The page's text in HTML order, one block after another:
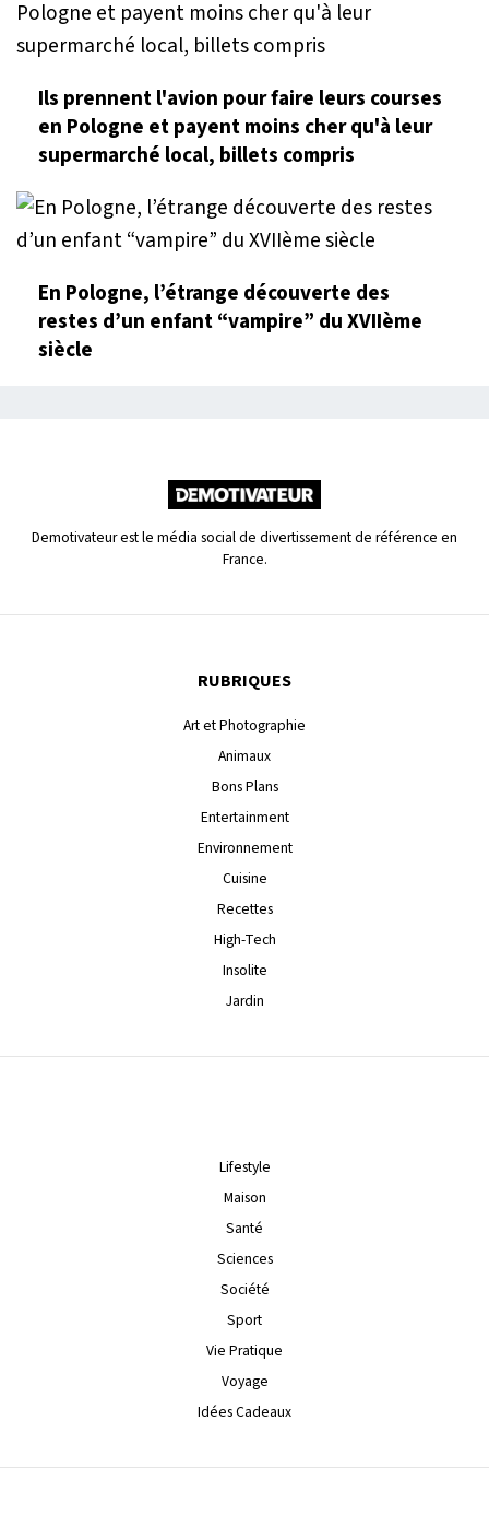
Ils prennent l'avion pour faire leurs courses
en Pologne et payent moins cher qu'à leur
supermarché local, billets compris
En Pologne, l’étrange découverte des
restes d’un enfant “vampire” du XVIIème
siècle
Demotivateur est le média social de divertissement de référence en
France.
RUBRIQUES
Art et Photographie
Animaux
Bons Plans
Entertainment
Environnement
Cuisine
Recettes
High-Tech
Insolite
Jardin
Lifestyle
Maison
Santé
Sciences
Société
Sport
Vie Pratique
Voyage
Idées Cadeaux